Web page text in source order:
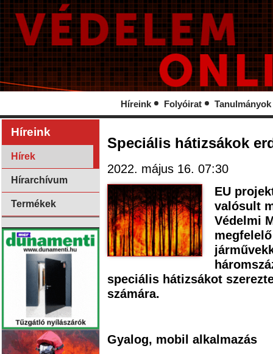
Híreink Folyóirat Tanulmányok
Híreink
Hírek
Hírarchívum
Termékek
Speciális hátizsákok
2022. május 16. 07:30
EU
valósult
Védelmi
speciális hátizsákot
számára.
Gyalog, mobil alkalmazás